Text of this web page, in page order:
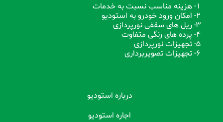
1- هزینه مناسب نسبت به خدمات
2- امکان ورود خودرو به استودیو
3- ریل های سقفی نورپردازی
4- پرده های رنگی متفاوت
5- تجهیزات نورپردازی
6- تجهیزات تصویربرداری
درباره استودیو
اجاره استودیو